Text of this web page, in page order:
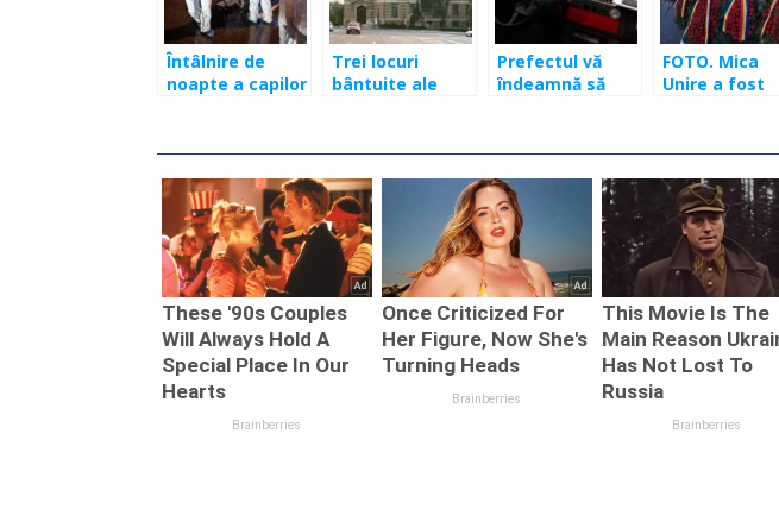
Întâlnire de
noapte a capilor
coronavirus.
România are
pentru
carantină 125 de
locaţii în 40 de
judeţe.
Trei locuri
bântuite ale
spatele
acestora
Prefectul vă
îndeamnă să
în trafic din
cauze meteo.
Telefoanele
disponibile
FOTO. Mica
Unire a fost